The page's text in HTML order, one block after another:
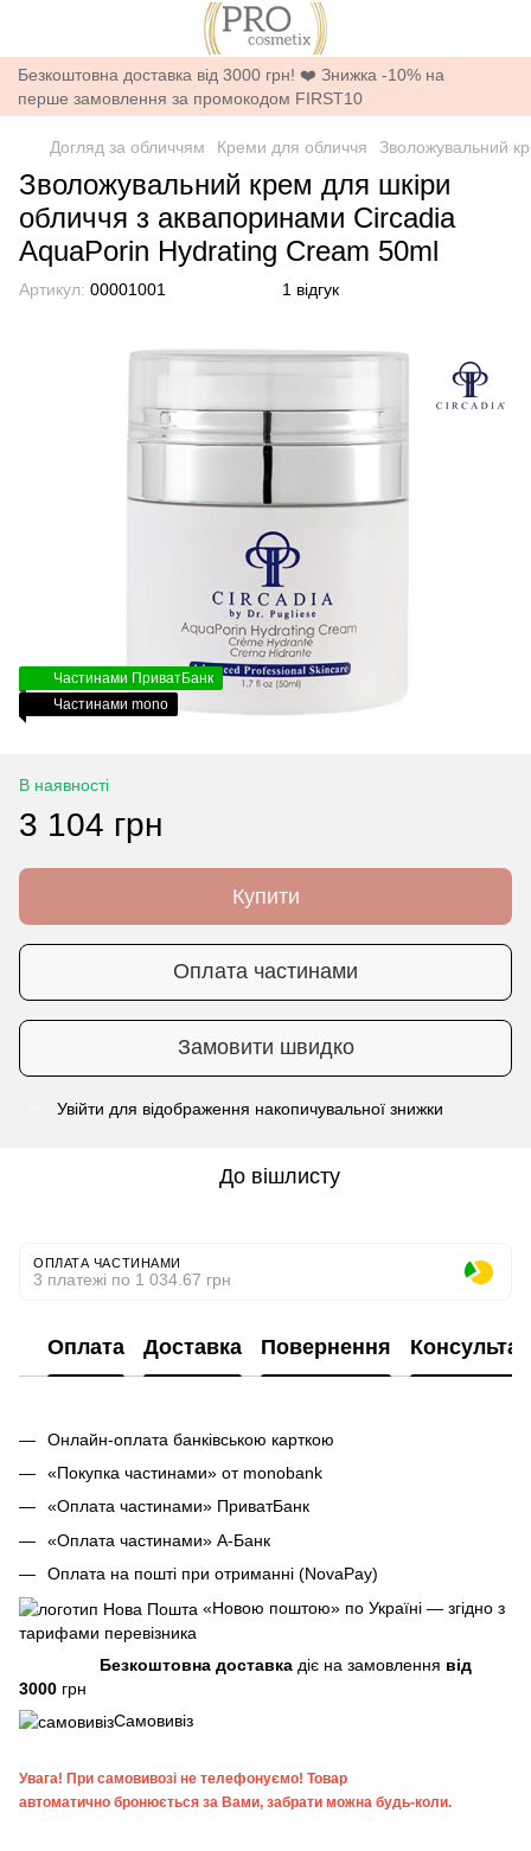
Безкоштовна доставка від 3000 грн! ❤️ Знижка -10% на
перше замовлення за промокодом FIRST10
Догляд за обличчям Креми для обличчя Зволожувальний
Зволожувальний крем для шкіри
обличчя з аквапоринами Circadia
AquaPorin Hydrating Cream 50ml
Артикул: 00001001 1 відгук
Частинами ПриватБанк
Частинами mono
В наявності
3 104 грн
Купити
Оплата частинами
Замовити швидко
Увійти для відображення накопичувальної знижки
До вішлисту
ОПЛАТА ЧАСТИНАМИ
3 платежі по 1 034.67 грн
Оплата Доставка Повернення
Онлайн-оплата банківською карткою
«Покупка частинами» от monobank
«Оплата частинами» ПриватБанк
«Оплата частинами» А-Банк
Оплата на пошті при отриманні (NovaPay)
«Новою поштою» по Україні — згідно з
тарифами перевізника
Безкоштовна доставка діє на замовлення від
3000 грн
Самовивіз
Увага! При самовивозі не телефонуємо! Товар
автоматично бронюється за Вами, забрати можна будь-коли.